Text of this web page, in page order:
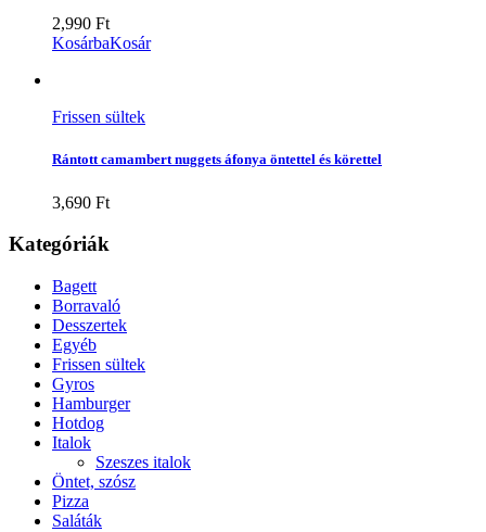
2,990 Ft
KosárbaKosár
Frissen sültek
Rántott camambert nuggets áfonya öntettel és körettel
3,690 Ft
Kategóriák
Bagett
Borravaló
Desszertek
Egyéb
Frissen sültek
Gyros
Hamburger
Hotdog
Italok
Szeszes italok
Öntet, szósz
Pizza
Saláták